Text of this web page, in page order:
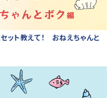
ト教えて！ おねえちゃんと